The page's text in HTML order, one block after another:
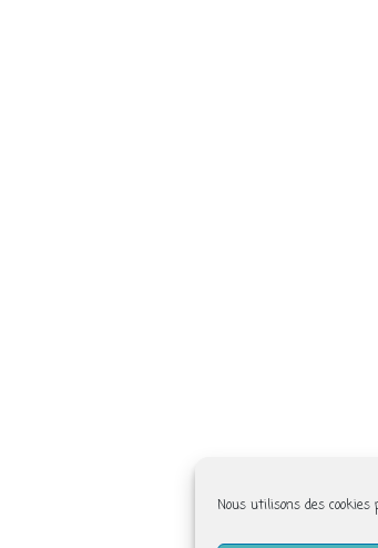
Nous utilisons des